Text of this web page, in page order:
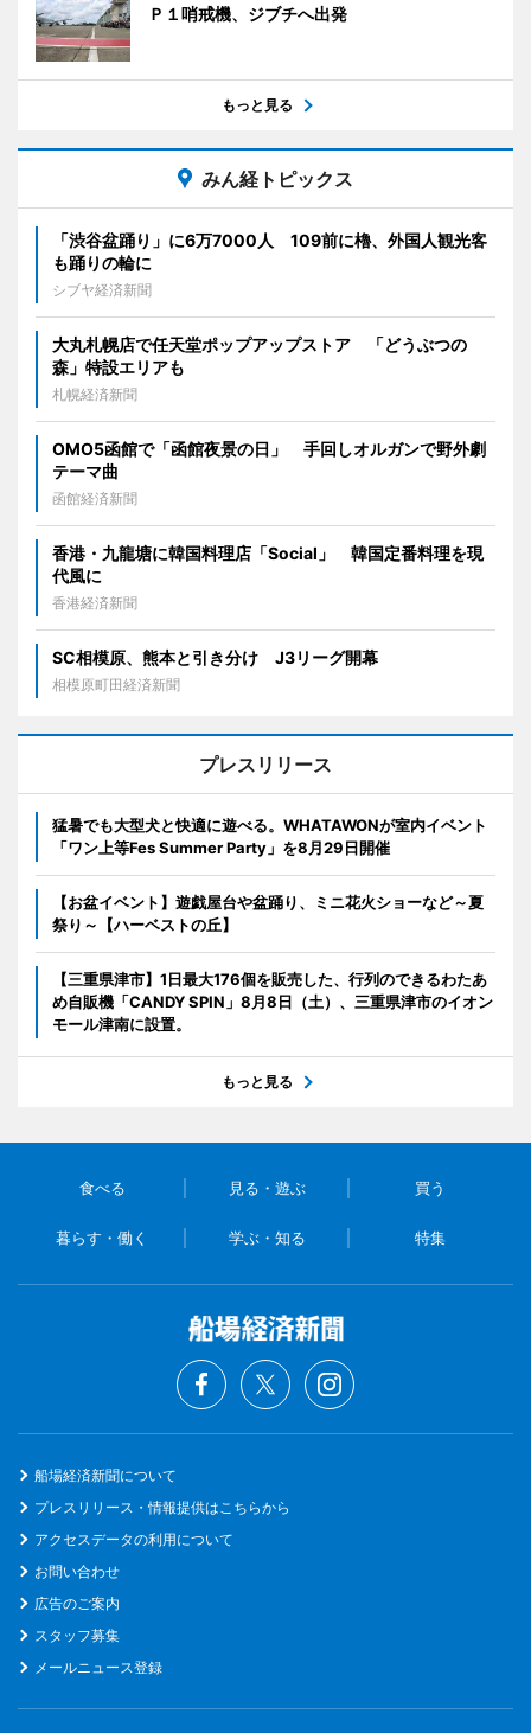
Ｐ１哨戒機、ジブチへ出発
もっと見る
みん経トピックス
「渋谷盆踊り」に6万7000人 109前に櫓、外国人観光客
も踊りの輪に
シブヤ経済新聞
大丸札幌店で任天堂ポップアップストア 「どうぶつの
森」特設エリアも
札幌経済新聞
OMO5函館で「函館夜景の日」 手回しオルガンで野外劇
テーマ曲
函館経済新聞
香港・九龍塘に韓国料理店「Social」 韓国定番料理を現
代風に
香港経済新聞
SC相模原、熊本と引き分け J3リーグ開幕
相模原町田経済新聞
プレスリリース
猛暑でも大型犬と快適に遊べる。WHATAWONが室内イベント
「ワン上等Fes Summer Party」を8月29日開催
【お盆イベント】遊戯屋台や盆踊り、ミニ花火ショーなど～夏
祭り～【ハーベストの丘】
【三重県津市】1日最大176個を販売した、行列のできるわたあ
め自販機「CANDY SPIN」8月8日（土）、三重県津市のイオン
モール津南に設置。
もっと見る
食べる 見る・遊ぶ 買う
暮らす・働く 学ぶ・知る 特集
船場経済新聞について
プレスリリース・情報提供はこちらから
アクセスデータの利用について
お問い合わせ
広告のご案内
スタッフ募集
メールニュース登録